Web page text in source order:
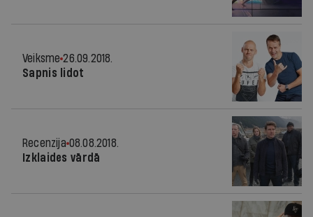
Veiksme 26.09.2018.
Sapnis lidot
Recenzija 08.08.2018.
Izklaides vārdā